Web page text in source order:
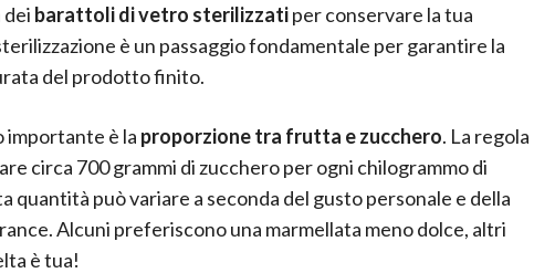
barattoli di vetro sterilizzatiper conservare la tua
è un passaggio fondamentale per garantire la
del prodotto finito.
importante è la proporzione tra frutta e zucchero. La regola
circa 700 grammi di zucchero per ogni chilogrammo di
quantità può variare a seconda del gusto personale e della
Alcuni preferiscono una marmellata meno dolce, altri
è tua!